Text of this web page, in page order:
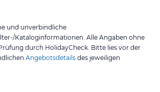
und unverbindliche
Kataloginformationen. Alle Angaben ohne
durch HolidayCheck. Bitte lies vor der
Angebotsdetails des jeweiligen